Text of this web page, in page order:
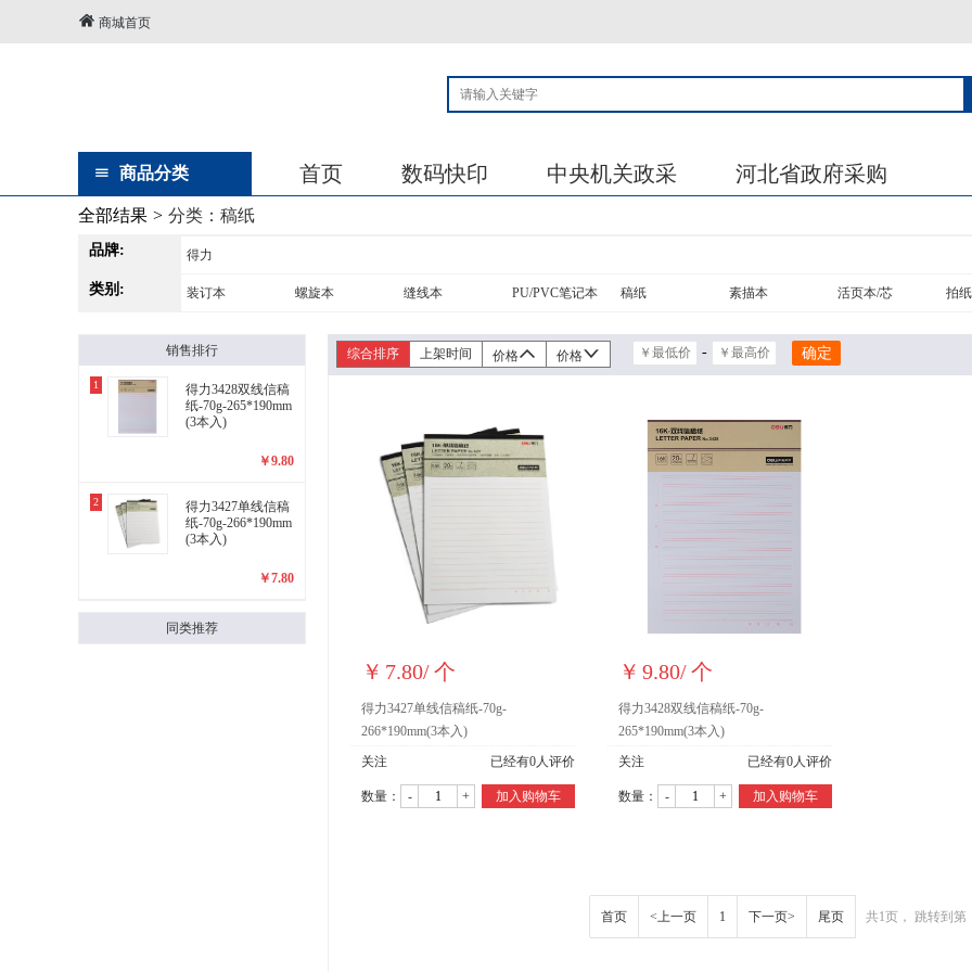
商城首页
商品分类 首页 数码快印 中央机关政采 河北省政府采购
全部结果 > 分类： 稿纸
品牌: 得力
类别: 装订本 螺旋本 缝线本 PU/PVC笔记本 稿纸 素描本 活页本/芯 拍
销售排行
1
得力3428双线信稿
纸-70g-265*190mm
(3本入)
￥9.80
2
得力3427单线信稿
纸-70g-266*190mm
(3本入)
￥7.80
同类推荐
综合排序 上架时间 价格 价格 -
￥ 7.80/个
得力3427单线信稿纸-70g-
266*190mm(3本入)
关注
已经有0人评价
数量： - + 加入购物车
￥ 9.80/个
得力3428双线信稿纸-70g-
265*190mm(3本入)
关注
已经有0人评价
数量： - + 加入购物车
首页 <上一页 1 下一页> 尾页 共1页， 跳转到第